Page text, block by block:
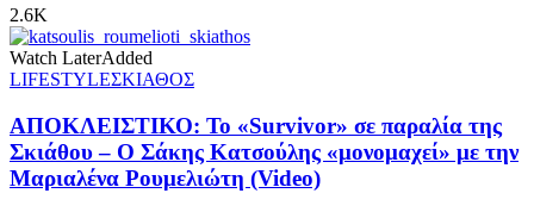
2.6K
Watch LaterAdded
LIFESTYLEΣΚΙΑΘΟΣ
ΑΠΟΚΛΕΙΣΤΙΚΟ: Το «Survivor» σε παραλία της
Σκιάθου – Ο Σάκης Κατσούλης «μονομαχεί» με την
Μαριαλένα Ρουμελιώτη (Video)